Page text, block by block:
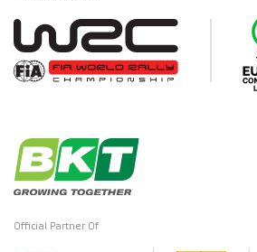
Official Partner Of